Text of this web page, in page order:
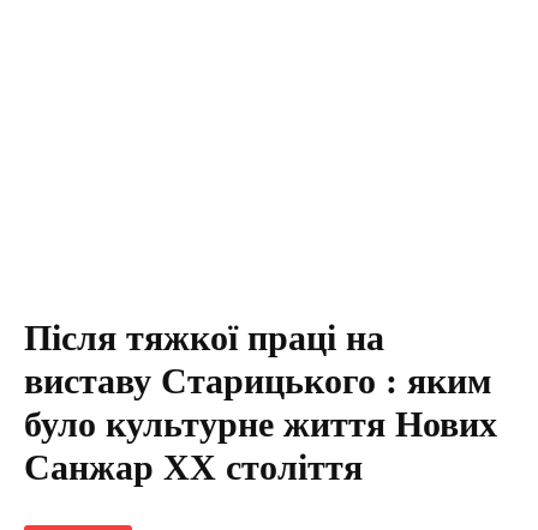
Після тяжкої праці на
виставу Старицького : яким
було культурне життя Нових
Санжар ХХ століття